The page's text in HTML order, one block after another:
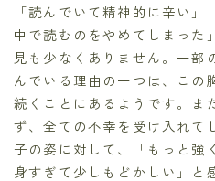
「読んでいて精神的に辛い
中で読むのをやめてしまった
見も少なくありません。一部
んでいる理由の一つは、この
続くことにあるようです。ま
ず、全ての不幸を受け入れて
子の姿に対して、「もっと強
身すぎて少しもどかしい」と